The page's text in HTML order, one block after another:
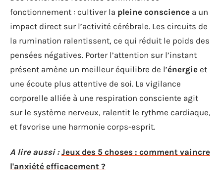
fonctionnement : cultiver la pleine conscience a un
impact direct sur l’activité cérébrale. Les circuits de
la rumination ralentissent, ce qui réduit le poids des
pensées négatives. Porter l’attention sur l’instant
présent amène un meilleur équilibre de l’énergie et
une écoute plus attentive de soi. La vigilance
corporelle alliée à une respiration consciente agit
sur le système nerveux, ralentit le rythme cardiaque,
et favorise une harmonie corps-esprit.
A lire aussi : Jeux des 5 choses : comment vaincre
l'anxiété efficacement ?